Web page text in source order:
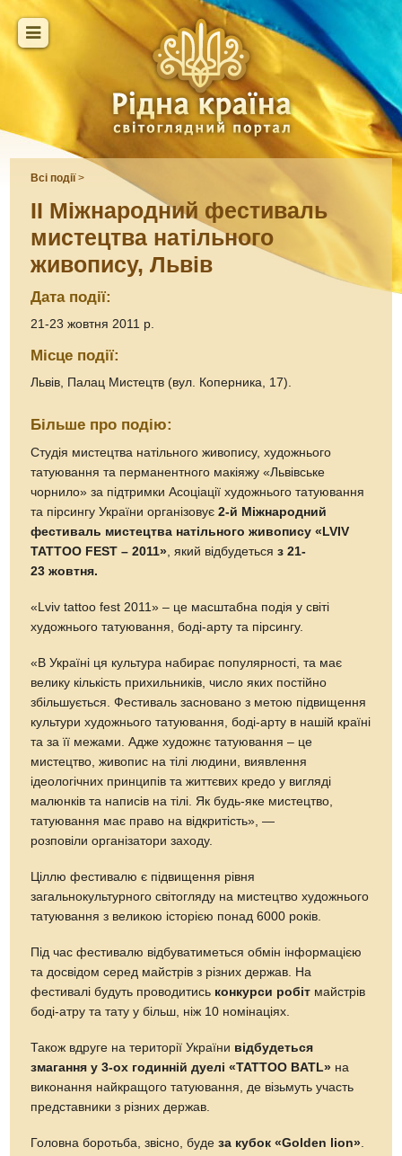
Всі події>
ІІ Міжнародний фестиваль
мистецтва натільного
живопису, Львів
Дата події:
21-23 жовтня 2011 р.
Місце події:
Львів, Палац Мистецтв (вул. Коперника, 17).
Більше про подію:
Студія мистецтва натільного живопису, художнього
татуювання та перманентного макіяжу «Львівське
чорнило» за підтримки Асоціації художнього татуювання
та пірсингу України організовує2-й Міжнародний
фестиваль мистецтва натільного живопису «LVIV
TATTOO FEST – 2011», який відбудетьсяз 21-
23 жовтня.
«Lviv tattoo fest 2011» – це масштабна подія у світі
художнього татуювання, боді-арту та пірсингу.
«В Україні ця культура набирає популярності, та має
велику кількість прихильників, число яких постійно
збільшується. Фестиваль засновано з метою підвищення
культури художнього татуювання, боді-арту в нашій країні
та за її межами. Адже художнє татуювання – це
мистецтво, живопис на тілі людини, виявлення
ідеологічних принципів та життєвих кредо у вигляді
малюнків та написів на тілі. Як будь-яке мистецтво,
татуювання має право на відкритість», —
розповіли організатори заходу.
Ціллю фестивалю є підвищення рівня
загальнокультурного світогляду на мистецтво художнього
татуювання з великою історією понад 6000 років.
Під час фестивалю відбуватиметься обмін інформацією
та досвідом серед майстрів з різних держав. На
фестивалі будуть проводитись конкурси робіт майстрів
боді-атру та тату у більш, ніж 10 номінаціях.
Також вдруге на території України відбудеться
змагання у 3-ох годинній дуелі «TATTOO BATL» на
виконання найкращого татуювання, де візьмуть участь
представники з різних держав.
Головна боротьба, звісно, будеза кубок «Golden lion»